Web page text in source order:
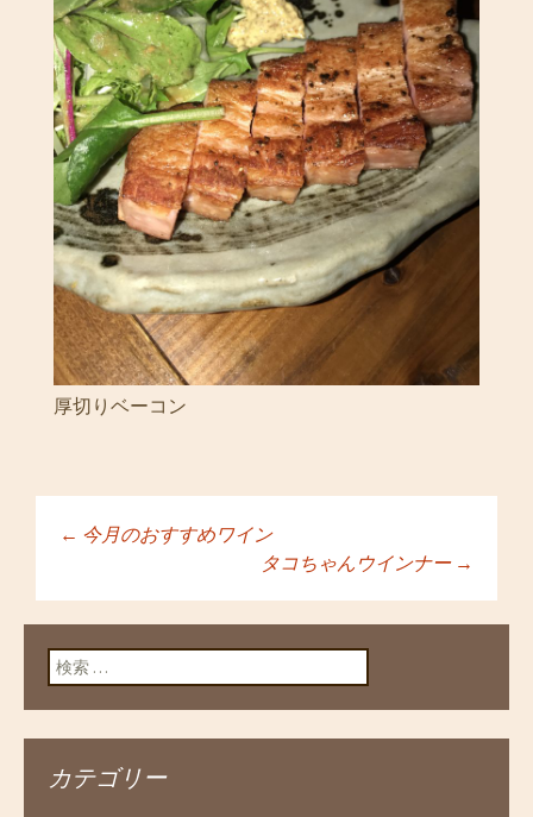
厚切りベーコン
投稿ナビゲーショ
ン
← 今月のおすすめワイン
タコちゃんウインナー →
検索:
カテゴリー